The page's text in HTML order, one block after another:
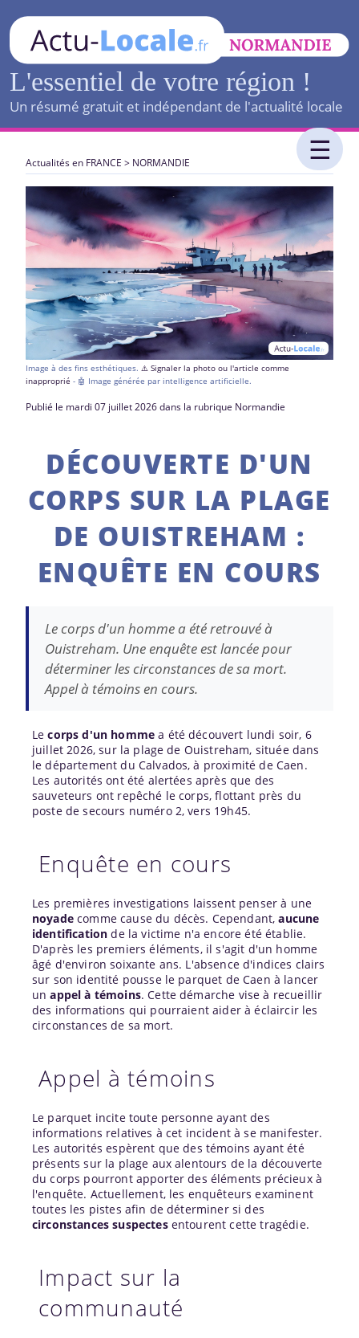
L'essentiel de votre région !
Un résumé gratuit et indépendant de l'actualité locale
Actualités en FRANCE > NORMANDIE
Image à des fins esthétiques. ⚠️ Signaler la photo ou l'article comme
inapproprié - 🤖 Image générée par intelligence artificielle.
Publié le mardi 07 juillet 2026 dans la rubrique Normandie
DÉCOUVERTE D'UN
CORPS SUR LA PLAGE
DE OUISTREHAM :
ENQUÊTE EN COURS
Le corps d'un homme a été retrouvé à
Ouistreham. Une enquête est lancée pour
déterminer les circonstances de sa mort.
Appel à témoins en cours.
Lecorps d'un homme a été découvert lundi soir, 6
juillet 2026, sur la plage de Ouistreham, située dans
le département du Calvados, à proximité de Caen.
Les autorités ont été alertées après que des
sauveteurs ont repêché le corps, flottant près du
poste de secours numéro 2, vers 19h45.
Enquête en cours
Les premières investigations laissent penser à une
noyadecomme cause du décès. Cependant,aucune
identification de la victime n'a encore été établie.
D'après les premiers éléments, il s'agit d'un homme
âgé d'environ soixante ans. L'absence d'indices clairs
sur son identité pousse le parquet de Caen à lancer
unappel à témoins. Cette démarche vise à recueillir
des informations qui pourraient aider à éclaircir les
circonstances de sa mort.
Appel à témoins
Le parquet incite toute personne ayant des
informations relatives à cet incident à se manifester.
Les autorités espèrent que des témoins ayant été
présents sur la plage aux alentours de la découverte
du corps pourront apporter des éléments précieux à
l'enquête. Actuellement, les enquêteurs examinent
toutes les pistes afin de déterminer si des
circonstances suspectesentourent cette tragédie.
Impact sur la
communauté